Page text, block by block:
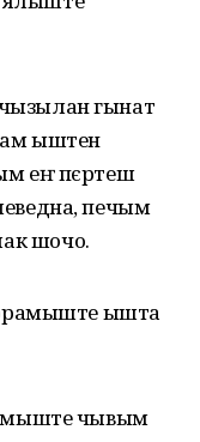
гынат
ыштен
еҥ пєртеш
печым
шочо.
ышта
чывым